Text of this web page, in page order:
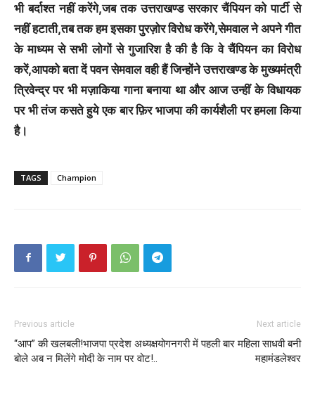
भी बर्दाश्त नहीं करेंगे,जब तक उत्तराखण्ड सरकार चैंपियन को पार्टी से
नहीं हटाती,तब तक हम इसका पुरज़ोर विरोध करेंगे,सेमवाल ने अपने गीत
के माध्यम से सभी लोगों से गुजारिश है की है कि वे चैंपियन का विरोध
करें,आपको बता दें पवन सेमवाल वही हैं जिन्होंने उत्तराखण्ड के मुख्यमंत्री
त्रिवेन्द्र पर भी मज़ाकिया गाना बनाया था और आज उन्हीं के विधायक
पर भी तंज कसते हुये एक बार फ़िर भाजपा की कार्यशैली पर हमला किया
है।
TAGS Champion
Previous article
“आप” की खलबली!भाजपा प्रदेश अध्यक्ष
बोले अब न मिलेंगे मोदी के नाम पर वोट!..
Next article
योगनगरी में पहली बार महिला साधवी बनी
महामंडलेश्वर